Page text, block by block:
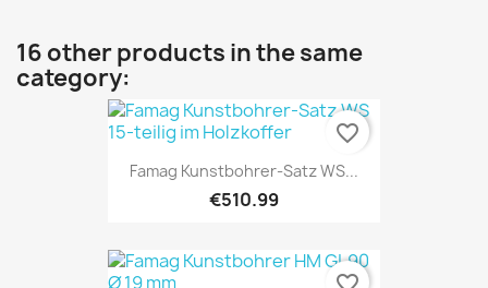
16 other products in the same
category:
Famag Kunstbohrer-Satz WS...
€510.99
favorite_border